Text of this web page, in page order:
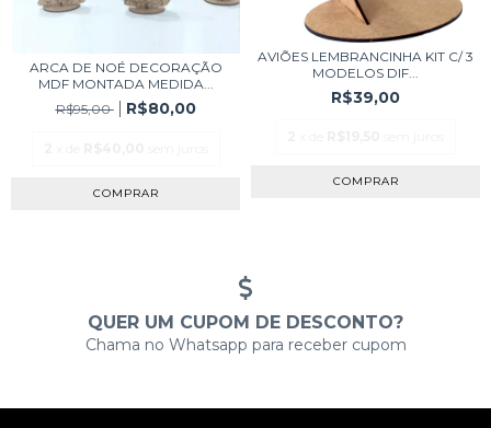
ARCA DE NOÉ DECORAÇÃO
MDF MONTADA MEDIDA...
R$95,00
R$80,00
AVIÕES LEMBRANCINHA KIT C/ 3
MODELOS DIF...
R$39,00
QUER UM CUPOM DE DESCONTO?
Chama no Whatsapp para receber cupom